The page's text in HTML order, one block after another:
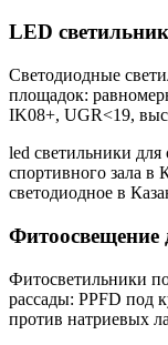
LED
Светодиодные
площадок:
IK08+, UGR<19,
led светильники для
спортивного зала в
светодиодное в
Фитоосвещение
Фитосветильники
рассады: PPFD под
против натриевых